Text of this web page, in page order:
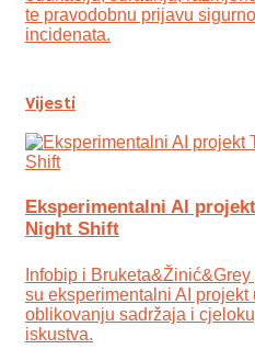
te pravodobnu prijavu
incidenata.
Vijesti
Eksperimentalni AI
Night Shift
Infobip i
su eksperimentalni AI projekt
oblikovanju sadržaja i
iskustva.